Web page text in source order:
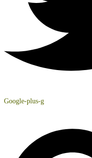
Google-plus-g